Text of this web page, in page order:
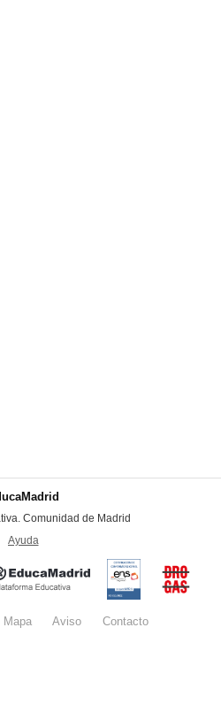
Comunidad de Madrid
Ayuda
Certificación
conformidad
con el
Nacional de
Seguridad
del
Mapa Aviso legalContacto